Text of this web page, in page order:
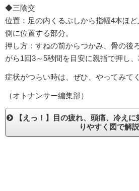
◆三陰交
位置：足の内くるぶしから指幅4本ほ
側に位置する部分。
押し方：すねの前からつかみ、骨の後
がら1回3～5秒間を目安に親指で押し、
症状がつらい時は、ぜひ、やってみて
（オトナンサー編集部）
【えっ！】目の疲れ、頭痛、冷え
りやすく図で解説